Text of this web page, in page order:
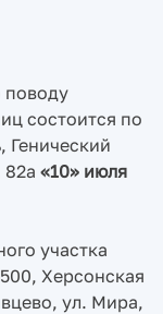
поводу
состоится по
Генический
«10» июля
участка
Херсонская
ул. Мира,